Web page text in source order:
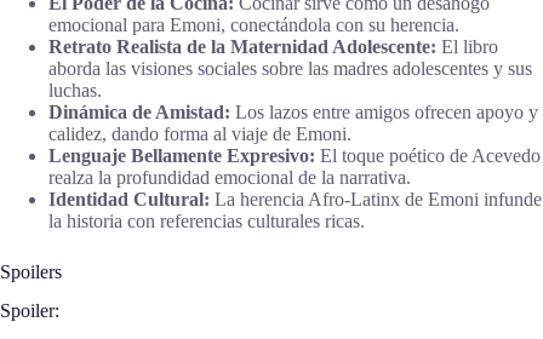
emocional para Emoni, conectándola con su herencia.
Retrato Realista de la Maternidad Adolescente: El libro
aborda las visiones sociales sobre las madres adolescentes y sus
luchas.
Dinámica de Amistad: Los lazos entre amigos ofrecen apoyo y
calidez, dando forma al viaje de Emoni.
Lenguaje Bellamente Expresivo: El toque poético de Acevedo
realza la profundidad emocional de la narrativa.
Identidad Cultural: La herencia Afro-Latinx de Emoni infunde
la historia con referencias culturales ricas.
Spoilers
Spoiler: